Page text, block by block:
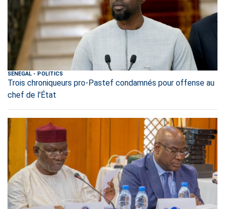
SENEGAL - POLITICS
Trois chroniqueurs pro-Pastef condamnés pour offense au
chef de l'État